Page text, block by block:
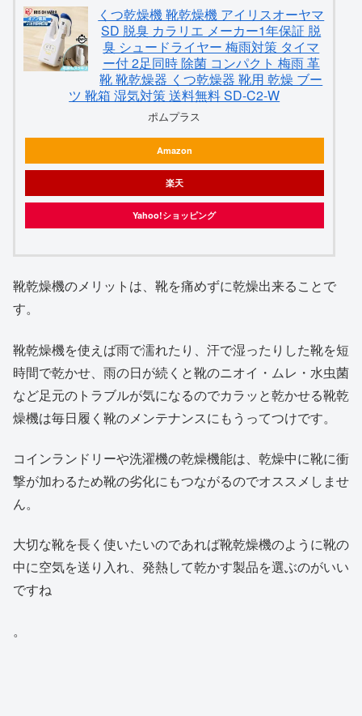
くつ乾燥機 靴乾燥機 アイリスオーヤマ
SD 脱臭 カラリエ メーカー1年保証 脱
臭 シュードライヤー 梅雨対策 タイマ
ー付 2足同時 除菌 コンパクト 梅雨 革
靴 靴乾燥器 くつ乾燥器 靴用 乾燥 ブー
ツ 靴箱 湿気対策 送料無料 SD-C2-W
ポムプラス
Amazon
楽天
Yahoo!ショッピング
靴乾燥機のメリットは、靴を痛めずに乾燥出来ることで
す。
靴乾燥機を使えば雨で濡れたり、汗で湿ったりした靴を短
時間で乾かせ、雨の日が続くと靴のニオイ・ムレ・水虫菌
など足元のトラブルが気になるのでカラッと乾かせる靴乾
燥機は毎日履く靴のメンテナンスにもうってつけです。
コインランドリーや洗濯機の乾燥機能は、乾燥中に靴に衝
撃が加わるため靴の劣化にもつながるのでオススメしませ
ん。
大切な靴を長く使いたいのであれば靴乾燥機のように靴の
中に空気を送り入れ、発熱して乾かす製品を選ぶのがいい
ですね
。